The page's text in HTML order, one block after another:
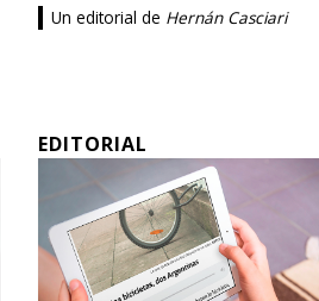
Un editorial de Hernán Casciari
EDITORIAL